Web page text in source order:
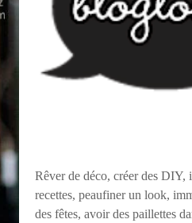
Rêver de déco, créer des DIY,
recettes, peaufiner un look,
des fêtes, avoir des paillettes